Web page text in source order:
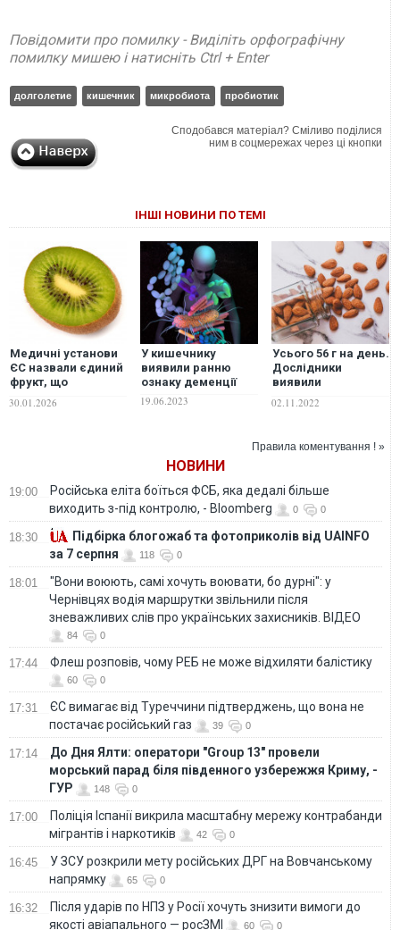
Повідомити про помилку - Виділіть орфографічну
помилку мишею і натисніть Ctrl + Enter
долголетие кишечник микробиота пробиотик
Сподобався матеріал? Сміливо поділися
ним в соцмережах через ці кнопки
ІНШІ НОВИНИ ПО ТЕМІ
Медичні установи
ЄС назвали єдиний
фрукт, що
кишківника
30.01.2026
У кишечнику
виявили ранню
ознаку деменції
19.06.2023
Усього 56 г на день.
Дослідники
виявили
користь мигдалю
02.11.2022
Правила коментування ! »
НОВИНИ
19:00
Російська еліта боїться ФСБ, яка дедалі більше
виходить з-під контролю, - Bloomberg
0 0
18:30
Підбірка блогожаб та фотоприколів від UAINFO
за 7 серпня
118 0
18:01
"Вони воюють, самі хочуть воювати, бо дурні": у
Чернівцях водія маршрутки звільнили після
зневажливих слів про українських захисників. ВІДЕО
84 0
17:44 Флеш розповів, чому РЕБ не може відхиляти балістику
60 0
17:31
ЄС вимагає від Туреччини підтверджень, що вона не
постачає російський газ
39 0
17:14
До Дня Ялти: оператори "Group 13" провели
морський парад біля південного узбережжя Криму, -
ГУР
148 0
17:00
Поліція Іспанії викрила масштабну мережу контрабанди
мігрантів і наркотиків
42 0
16:45
У ЗСУ розкрили мету російських ДРГ на Вовчанському
напрямку
65 0
16:32
Після ударів по НПЗ у Росії хочуть знизити вимоги до
якості авіапального — росЗМІ
60 0